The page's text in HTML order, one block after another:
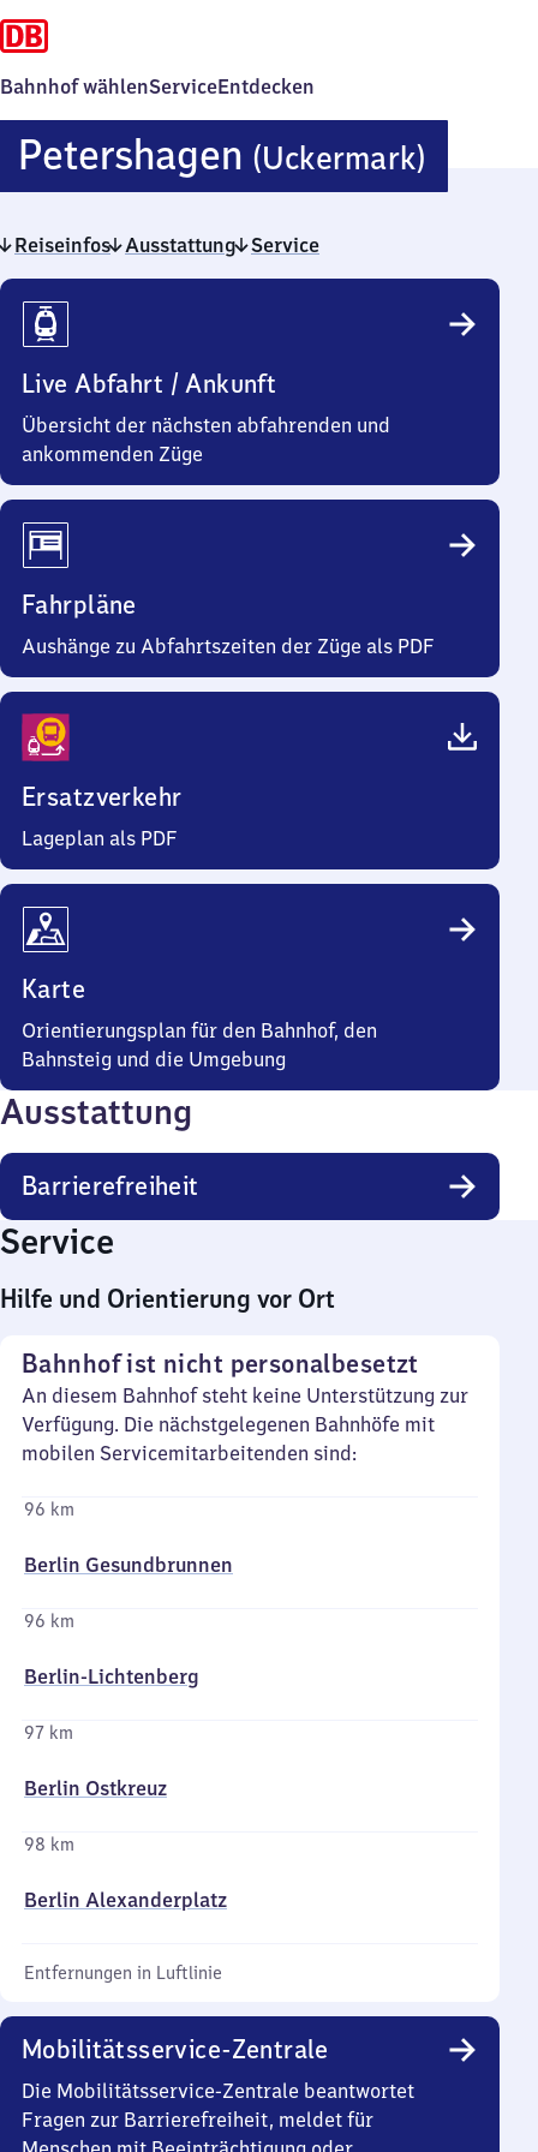
Bahnhof wählenServiceEntdecken
Petershagen (Uckermark)
Reiseinfos Ausstattung Service
Reiseinfos
Live Abfahrt / Ankunft
Übersicht der nächsten abfahrenden und
ankommenden Züge
Fahrpläne
Aushänge zu Abfahrtszeiten der Züge als PDF
Ersatzverkehr
Lageplan als PDF
Karte
Orientierungsplan für den Bahnhof, den
Bahnsteig und die Umgebung
Ausstattung
Barrierefreiheit
Service
Hilfe und Orientierung vor Ort
Bahnhof ist nicht personalbesetzt
An diesem Bahnhof steht keine Unterstützung zur
Verfügung. Die nächstgelegenen Bahnhöfe mit
mobilen Servicemitarbeitenden sind:
96 km
Berlin Gesundbrunnen
96 km
Berlin-Lichtenberg
97 km
Berlin Ostkreuz
98 km
Berlin Alexanderplatz
Entfernungen in Luftlinie
Mobilitätsservice-Zentrale
Die Mobilitätsservice-Zentrale beantwortet
Fragen zur Barrierefreiheit, meldet für